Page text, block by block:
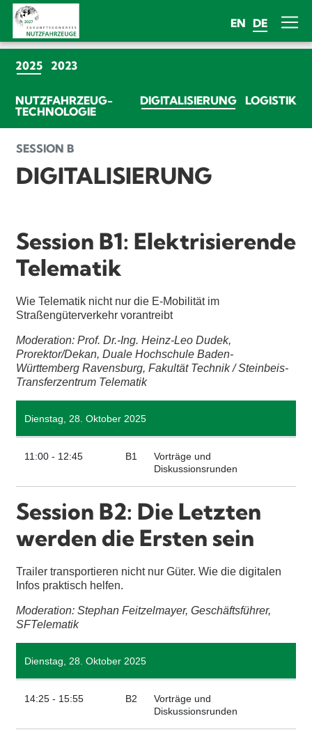
EN DE
2025(CURRENT)
2023
NUTZFAHRZEUG-
TECHNOLOGIE
DIGITALISIERUNG(CURRENT)
LOGISTIK
SESSION B
DIGITALISIERUNG
Session B1: Elektrisierende
Telematik
Wie Telematik nicht nur die E-Mobilität im
Straßengüterverkehr vorantreibt
Moderation: Prof. Dr.-Ing. Heinz-Leo Dudek,
Prorektor/Dekan, Duale Hochschule Baden-
Württemberg Ravensburg, Fakultät Technik / Steinbeis-
Transferzentrum Telematik
Dienstag, 28. Oktober 2025
11:00 - 12:45 B1
Vorträge und
Diskussionsrunden
Session B2: Die Letzten
werden die Ersten sein
Trailer transportieren nicht nur Güter. Wie die digitalen
Infos praktisch helfen.
Moderation: Stephan Feitzelmayer, Geschäftsführer,
SFTelematik
Dienstag, 28. Oktober 2025
14:25 - 15:55 B2
Vorträge und
Diskussionsrunden